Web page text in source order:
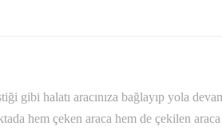
gibi halatı aracınıza bağlayıp yola
hem çeken araca hem de çekilen